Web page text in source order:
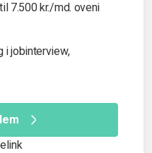
7.500 kr./md. oveni
i jobinterview,